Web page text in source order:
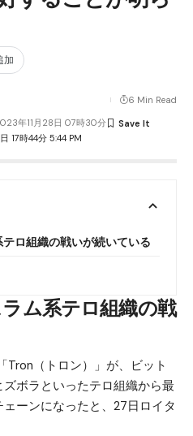
加
17時44分 5:44 PM
年11月28日 07時30分
6 Min Read
ロ組織の戦いが続いている
ム系テロ組織の戦
Tron（トロン）」が、ビット
ボラといったテロ組織から最
ーンになったと、27日ロイタ